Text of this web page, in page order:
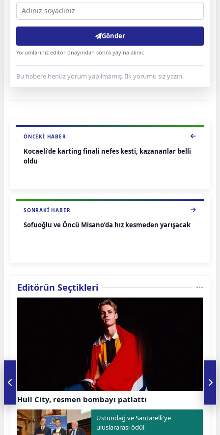
Gönder
Yorumlarınız editör onayından sonra yayına alınır.
Bu habere henüz yorum yapılmamış. İlk yorumu siz yazın.
ÖNCEKI HABER
Kocaeli’de karting finali nefes kesti, kazananlar belli
oldu
SONRAKI HABER
Sofuoğlu ve Öncü Misano’da hız kesmeden yarışacak
Editörün Seçtikleri
Hull City, resmen bombayı patlattı
Üstündağ ve Santarelli'ye
uluslararası ödül